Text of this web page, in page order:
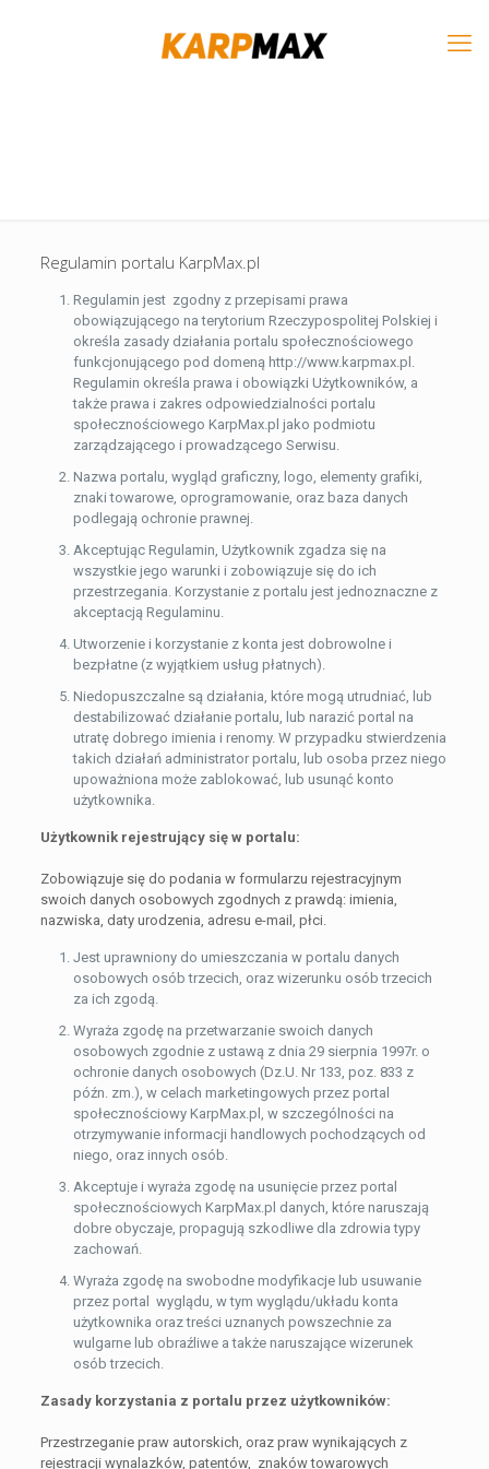
Regulamin portalu KarpMax.pl
Regulamin jest zgodny z przepisami prawa
obowiązującego na terytorium Rzeczypospolitej Polskiej i
określa zasady działania portalu społecznościowego
funkcjonującego pod domeną http://www.karpmax.pl.
Regulamin określa prawa i obowiązki Użytkowników, a
także prawa i zakres odpowiedzialności portalu
społecznościowego KarpMax.pl jako podmiotu
zarządzającego i prowadzącego Serwisu.
Nazwa portalu, wygląd graficzny, logo, elementy grafiki,
znaki towarowe, oprogramowanie, oraz baza danych
podlegają ochronie prawnej.
Akceptując Regulamin, Użytkownik zgadza się na
wszystkie jego warunki i zobowiązuje się do ich
przestrzegania. Korzystanie z portalu jest jednoznaczne z
akceptacją Regulaminu.
Utworzenie i korzystanie z konta jest dobrowolne i
bezpłatne (z wyjątkiem usług płatnych).
Niedopuszczalne są działania, które mogą utrudniać, lub
destabilizować działanie portalu, lub narazić portal na
utratę dobrego imienia i renomy. W przypadku stwierdzenia
takich działań administrator portalu, lub osoba przez niego
upoważniona może zablokować, lub usunąć konto
użytkownika.
Użytkownik rejestrujący się w portalu:
Zobowiązuje się do podania w formularzu rejestracyjnym
swoich danych osobowych zgodnych z prawdą: imienia,
nazwiska, daty urodzenia, adresu e-mail, płci.
Jest uprawniony do umieszczania w portalu danych
osobowych osób trzecich, oraz wizerunku osób trzecich
za ich zgodą.
Wyraża zgodę na przetwarzanie swoich danych
osobowych zgodnie z ustawą z dnia 29 sierpnia 1997r. o
ochronie danych osobowych (Dz.U. Nr 133, poz. 833 z
późn. zm.), w celach marketingowych przez portal
społecznościowy KarpMax.pl, w szczególności na
otrzymywanie informacji handlowych pochodzących od
niego, oraz innych osób.
Akceptuje i wyraża zgodę na usunięcie przez portal
społecznościowych KarpMax.pl danych, które naruszają
dobre obyczaje, propagują szkodliwe dla zdrowia typy
zachowań.
Wyraża zgodę na swobodne modyfikacje lub usuwanie
przez portal wyglądu, w tym wyglądu/układu konta
użytkownika oraz treści uznanych powszechnie za
wulgarne lub obraźliwe a także naruszające wizerunek
osób trzecich.
Zasady korzystania z portalu przez użytkowników:
Przestrzeganie praw autorskich, oraz praw wynikających z
rejestracji wynalazków, patentów, znaków towarowych